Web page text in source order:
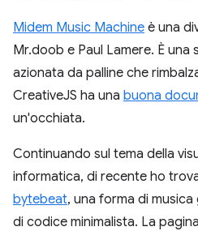
Midem Music Machine è una
Mr.doob e Paul Lamere. È
azionata da palline che
CreativeJS ha una buona
un'occhiata.
Continuando sul tema della
informatica, di recente ho
bytebeat, una forma di
di codice minimalista. La